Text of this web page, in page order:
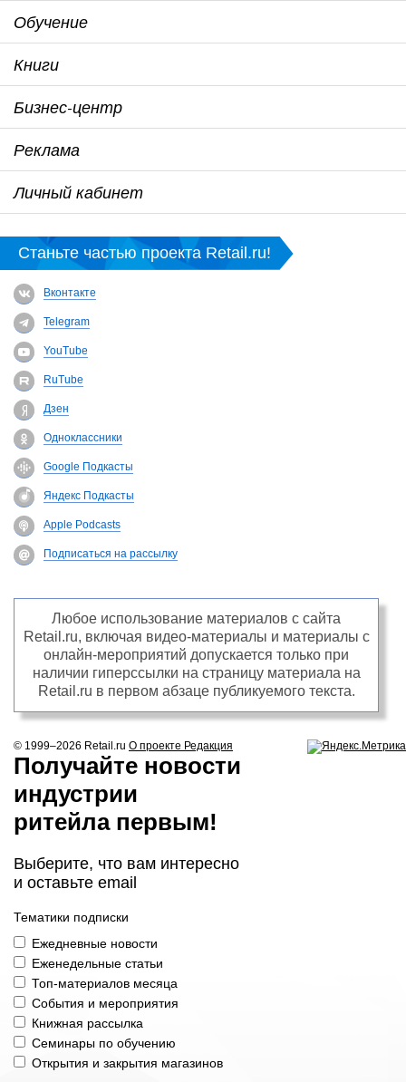
Обучение
Книги
Бизнес-центр
Реклама
Личный кабинет
Станьте частью проекта Retail.ru!
Вконтакте
Telegram
YouTube
RuTube
Дзен
Одноклассники
Google Подкасты
Яндекс Подкасты
Apple Podcasts
Подписаться на рассылку
Любое использование материалов с сайта
Retail.ru, включая видео-материалы и материалы с
онлайн-мероприятий допускается только при
наличии гиперссылки на страницу материала на
Retail.ru в первом абзаце публикуемого текста.
© 1999–2026 Retail.ru О проекте Редакция
Получайте новости
индустрии
ритейла первым!
Выберите, что вам интересно
и оставьте email
Тематики подписки
Ежедневные новости
Еженедельные статьи
Топ-материалов месяца
События и мероприятия
Книжная рассылка
Семинары по обучению
Открытия и закрытия магазинов